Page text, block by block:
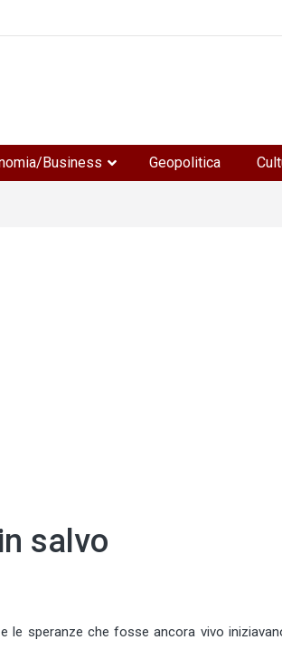
Business Geopolitica
salvo
le speranze che fosse ancora vivo